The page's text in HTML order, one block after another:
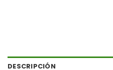
DESCRIPCIÓN